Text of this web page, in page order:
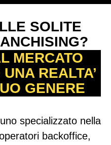
SOLITE
MERCATO
REALTA’
GENERE
specializzato nella
backoffice,